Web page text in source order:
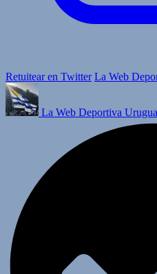
Retuitear en Twitter La Web
La Web Deportiva